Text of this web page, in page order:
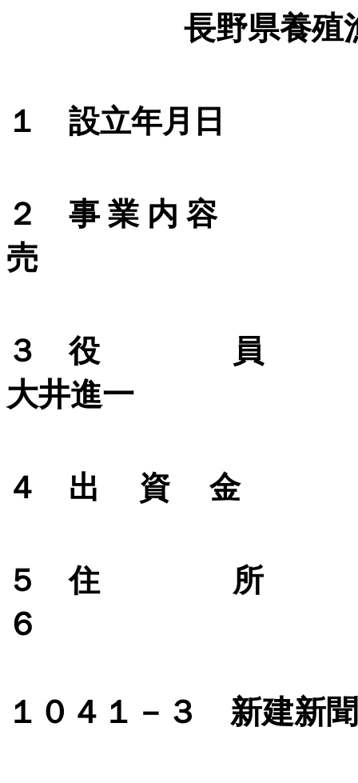
長野県養殖
１ 設立年月日
２ 事 業 内 容
売
３ 役 員
大井進一
４ 出 資 金
５ 住 所
６
１０４１－３ 新建新